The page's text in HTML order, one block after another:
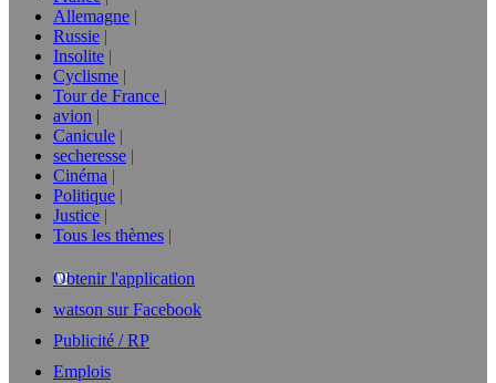
Allemagne
Russie
Insolite
Cyclisme
Tour de France
avion
Canicule
secheresse
Cinéma
Politique
Justice
Tous les thèmes
Obtenir l'application
watson sur Facebook
Publicité / RP
Emplois